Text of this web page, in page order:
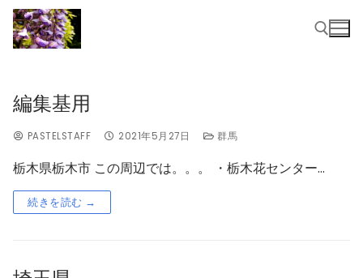
編集基用
PASTELSTAFF 2021年5月27日 群馬
栃木県栃木市 この周辺では。。。 ・栃木花センター…
続きを読む →